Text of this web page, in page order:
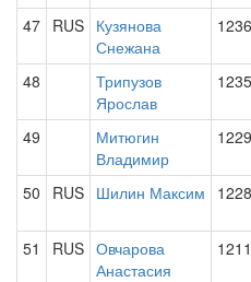
47 RUS Кузянова
Снежана
1236
48
Трипузов
Ярослав
1235
49
Митюгин
Владимир
1229
50 RUS Шилин Максим 1228
51 RUS Овчарова
Анастасия
1211